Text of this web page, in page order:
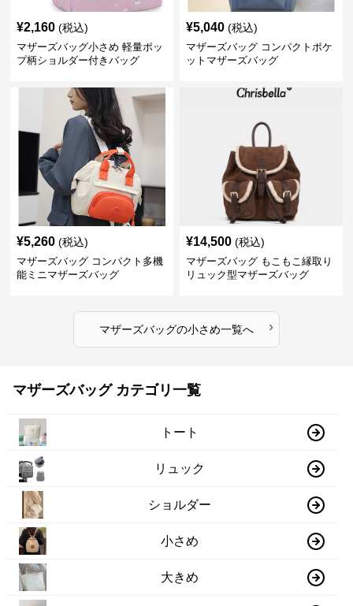
¥2,160 (税込)
マザーズバッグ小さめ 軽量ポッ
プ柄ショルダー付きバッグ
¥5,040 (税込)
マザーズバッグ コンパクトポケ
ットマザーズバッグ
¥5,260 (税込)
マザーズバッグ コンパクト多機
能ミニマザーズバッグ
¥14,500 (税込)
マザーズバッグ もこもこ縁取り
リュック型マザーズバッグ
マザーズバッグの小さめ一覧へ ›
マザーズバッグ カテゴリ一覧
トート
リュック
ショルダー
小さめ
大きめ